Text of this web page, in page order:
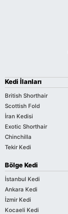
Kedi İlanları
British Shorthair
Scottish Fold
İran Kedisi
Exotic Shorthair
Chinchilla
Tekir Kedi
Bölge Kedi
İstanbul Kedi
Ankara Kedi
İzmir Kedi
Kocaeli Kedi